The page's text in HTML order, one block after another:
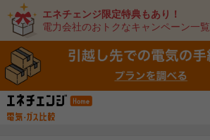
エネチェンジ限定特典もあり！
電力会社のおトクなキャンペーン一覧